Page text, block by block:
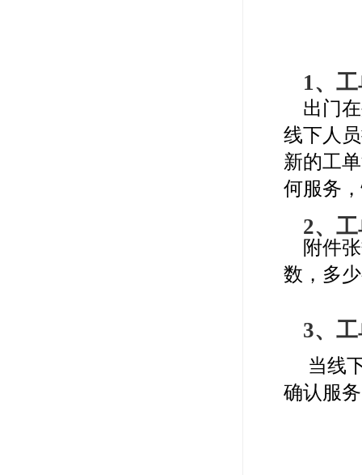
1、
出门
线下人
新的工
何服务
2、
附件
数，多
3、
当线
确认服